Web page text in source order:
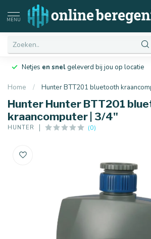
MENU
Netjes en snelgeleverd bij jou op locatie
Home / Hunter BTT201 bluetooth
Hunter Hunter BTT201
kraancomputer | 3/4"
HUNTER (0)